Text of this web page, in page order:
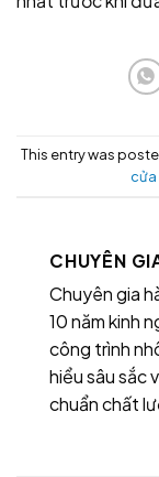
This entry was
cửa
CHUYÊN
Chuyên gia
10 năm kinh
công trình
hiểu sâu sắc
chuẩn chất